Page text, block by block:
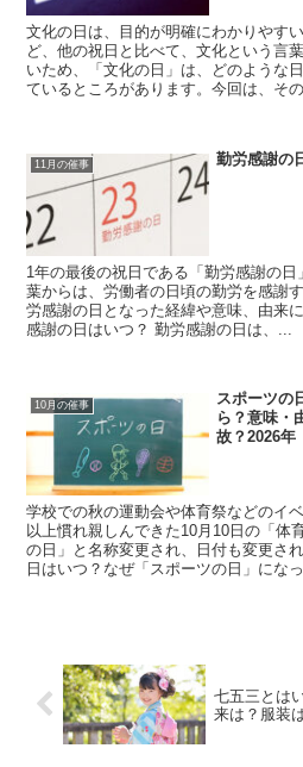
文化の日は、目的が明確にわかりやす
ど、他の祝日と比べて、文化という言
いため、「文化の日」は、どのような
ているところがあります。今回は、そ
11月の催事 勤労感謝の
1年の最後の祝日である「勤労感謝の
葉からは、労働者の日頃の勤労を感謝
労感謝の日となった経緯や意味、由来
感謝の日はいつ？ 勤労感謝の日は、...
10月の催事
スポーツの
ら？意味・
故？2026年
学校での秋の運動会や体育祭などのイ
以上慣れ親しんできた10月10日の「体
の日」と名称変更され、日付も変更さ
日はいつ？なぜ「スポーツの日」にな
七五三とは
来は？服装